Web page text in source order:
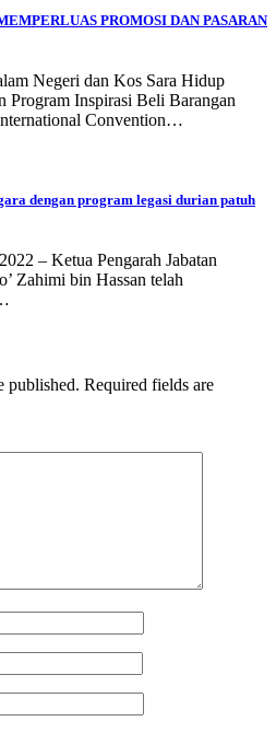
PROMOSI DAN PASARAN
Negeri dan Kos Sara Hidup
Inspirasi Beli Barangan
Convention…
dengan program legasi durian patuh
– Ketua Pengarah Jabatan
Zahimi bin Hassan telah
published. Required fields are